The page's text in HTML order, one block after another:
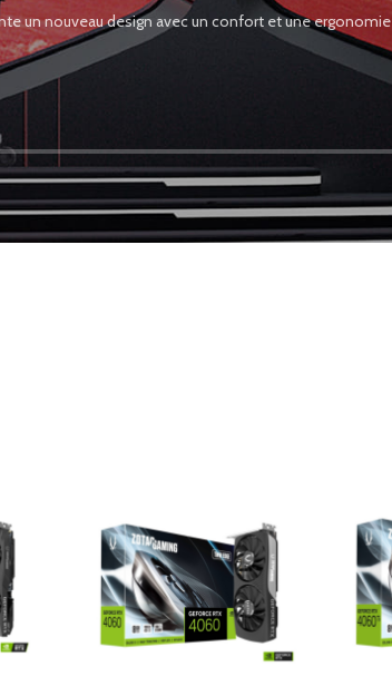
un nouveau design avec un confort et une ergonomie